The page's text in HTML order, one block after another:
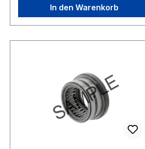
Temperaturbereich -20 bis +120 °C
Käfig Polyamidkäfig Ausführung
Wellenscheibe
In den Warenkorb